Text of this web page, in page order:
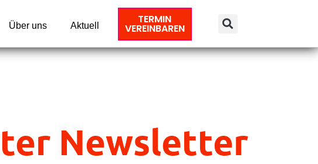
Über uns Aktuell TERMIN
VEREINBAREN
Newsletter